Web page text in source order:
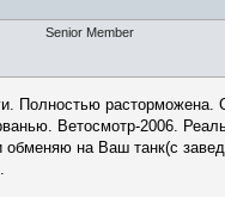
Senior Member
Полностью
Ветосмотр-2006.
на Ваш танк(с